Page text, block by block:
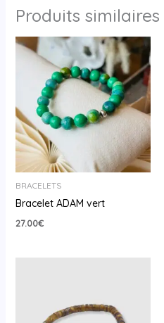
Produits similaires
BRACELETS
Bracelet ADAM vert
27.00€